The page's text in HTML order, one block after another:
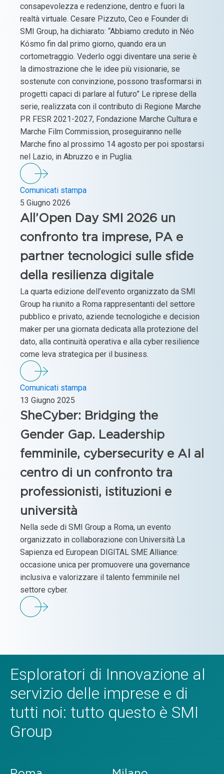
consapevolezza e redenzione, dentro e fuori la
realtà virtuale. Cesare Pizzuto, Ceo e Founder di
SMI Group, ha dichiarato: “Abbiamo creduto in Néo
Kósmo fin dal primo giorno, quando era un
cortometraggio. Vederlo oggi diventare una serie è
la dimostrazione che le idee più visionarie, se
sostenute con convinzione, possono trasformarsi in
progetti capaci di parlare al futuro” Le riprese della
serie, realizzata con il contributo di Regione Marche
PR FESR 2021-2027, Fondazione Marche Cultura e
Marche Film Commission, proseguiranno nelle
Marche fino al prossimo 14 agosto per poi spostarsi
nel Lazio, in Abruzzo e in Puglia.
Comunicati stampa
5 Giugno 2026
All’Open Day SMI 2026 un
confronto tra imprese, PA e
partner tecnologici sulle sfide
della resilienza digitale
La quarta edizione dell’evento organizzato da SMI
Group ha riunito a Roma rappresentanti del settore
pubblico e privato, aziende tecnologiche e decision
maker per una giornata dedicata alla protezione del
dato, alla continuità operativa e alla cyber resilience
come leva strategica per il business.
Comunicati stampa
13 Giugno 2025
SheCyber: Bridging the
Gender Gap. Leadership
femminile, cybersecurity e AI al
centro di un confronto tra
professionisti, istituzioni e
università
Nella sede di SMI Group a Roma, un evento
organizzato in collaborazione con Università La
Sapienza ed European DIGITAL SME Alliance:
occasione unica per promuovere una governance
inclusiva e valorizzare il talento femminile nel
settore cyber.
Esploratori di Innovazione al
servizio delle imprese e di
tutti noi: tutto questo è SMI
Group